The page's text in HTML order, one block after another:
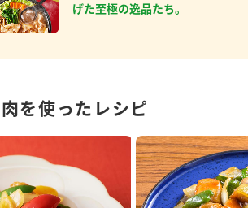
げた至極の逸品たち。
を使ったレシピ